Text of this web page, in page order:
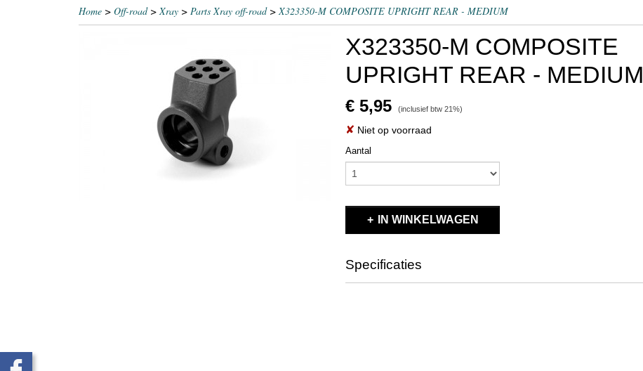
Home > Off-road>Xray > Parts Xray off-road>X323350-M COMPOSITE UPRIGHT REAR - MEDIUM
X323350-M COMPOSITE
UPRIGHT REAR - MEDIUM
€ 5,95 (inclusief btw 21%)
✘ Niet op voorraad
Aantal
IN WINKELWAGEN
Specificaties